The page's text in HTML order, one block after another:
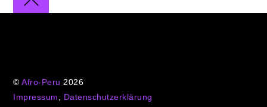
©Afro-Peru 2026
Impressum
Datenschutzerklärung